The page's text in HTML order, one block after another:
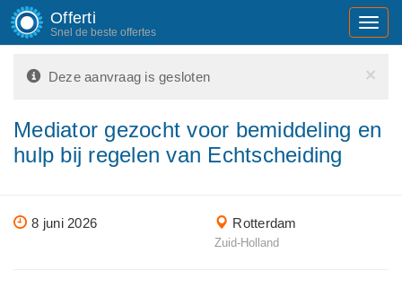
Offerti
Snel de beste offertes
×
Deze aanvraag is gesloten
Mediator gezocht voor bemiddeling en
hulp bij regelen van Echtscheiding
8 juni 2026 Rotterdam
Zuid-Holland